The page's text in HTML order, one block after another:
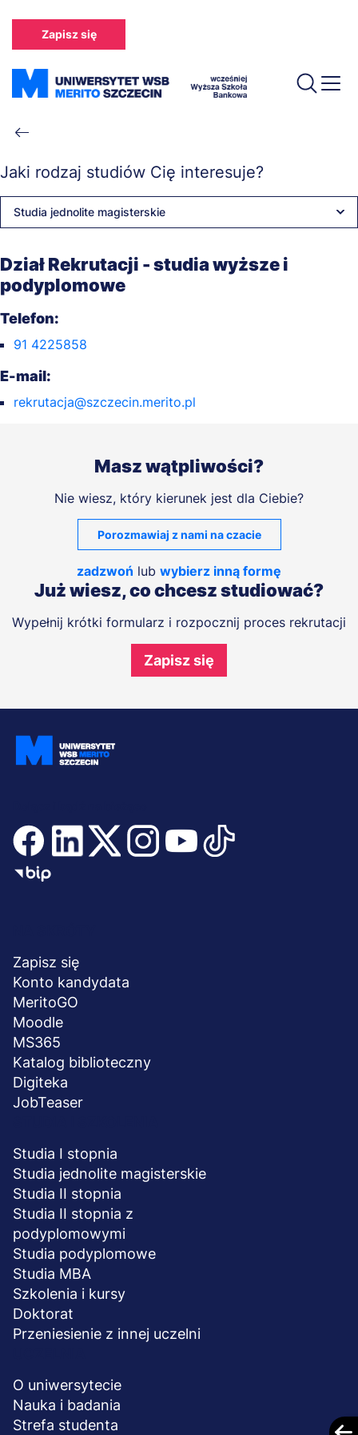
treści
Zapisz się
Ścieżka
nawigacyjna
Jaki rodzaj studiów Cię interesuje?
Studia jednolite magisterskie
Dział Rekrutacji - studia wyższe i
podyplomowe
Telefon:
91 4225858
E-mail:
rekrutacja@szczecin.merito.pl
Masz wątpliwości?
Nie wiesz, który kierunek jest dla Ciebie?
Porozmawiaj z nami na czacie
zadzwoń lub wybierz inną formę
Już wiesz, co chcesz studiować?
Wypełnij krótki formularz i rozpocznij proces rekrutacji
Zapisz się
stopka
Zapisz się
Konto kandydata
MeritoGO
Moodle
MS365
Katalog biblioteczny
Digiteka
JobTeaser
Studia I stopnia
Studia jednolite magisterskie
Studia II stopnia
Studia II stopnia z
podyplomowymi
Studia podyplomowe
Studia MBA
Szkolenia i kursy
Doktorat
Przeniesienie z innej uczelni
O uniwersytecie
Nauka i badania
Strefa studenta